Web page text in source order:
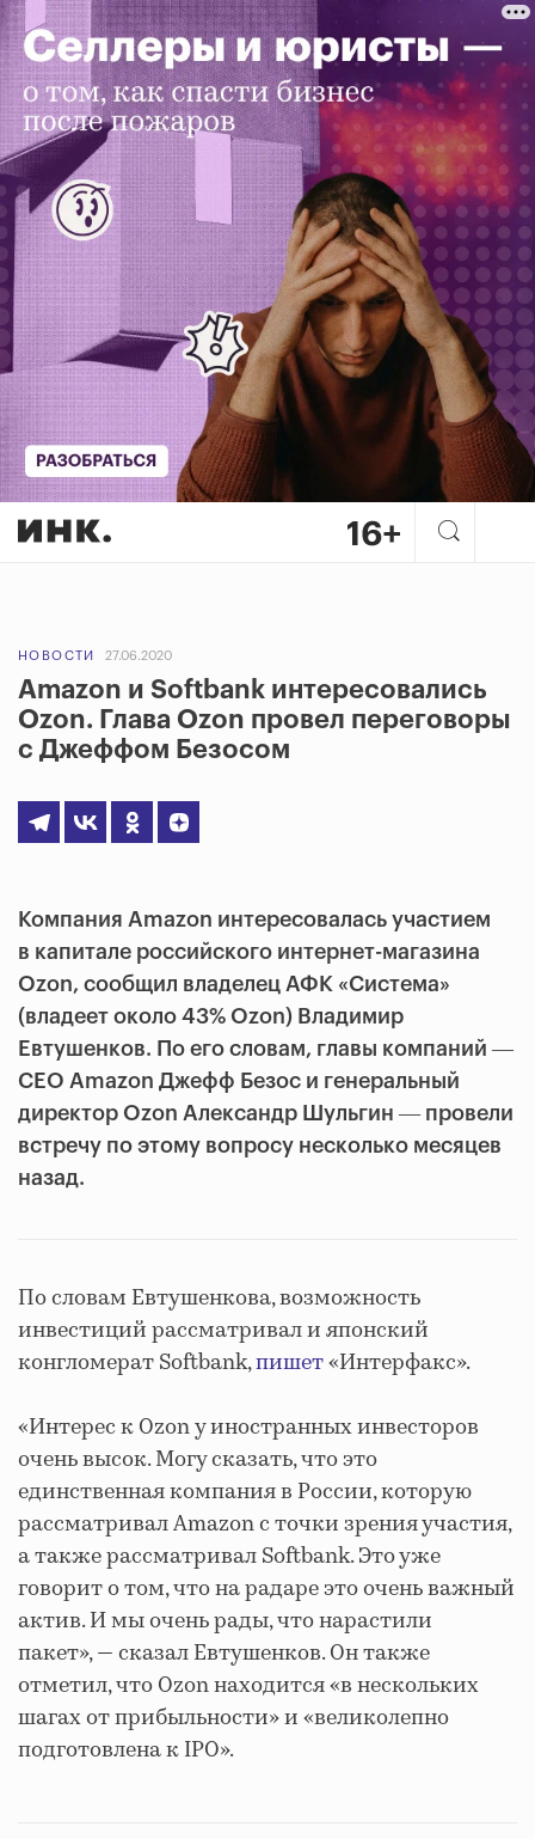
НОВОСТИ 27.06.2020
Amazon и Softbank интересовались
Ozon. Глава Ozon провел переговоры
с Джеффом Безосом
Компания Amazon интересовалась участием
в капитале российского интернет-магазина
Ozon, сообщил владелец АФК «Система»
(владеет около 43% Ozon) Владимир
Евтушенков. По его словам, главы компаний ―
CEO Amazon Джефф Безос и генеральный
директор Ozon Александр Шульгин ― провели
встречу по этому вопросу несколько месяцев
назад.
По словам Евтушенкова, возможность
инвестиций рассматривал и японский
конгломерат Softbank,пишет«Интерфакс».
«Интерес к Ozon у иностранных инвесторов
очень высок. Могу сказать, что это
единственная компания в России, которую
рассматривал Amazon с точки зрения участия,
а также рассматривал Softbank. Это уже
говорит о том, что на радаре это очень важный
актив. И мы очень рады, что нарастили
пакет», — сказал Евтушенков. Он также
отметил, что Ozon находится «в нескольких
шагах от прибыльности» и «великолепно
подготовлена к IPO».